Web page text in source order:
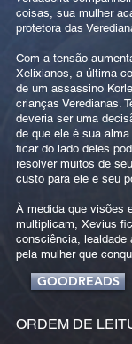
coisas, sua mulher
protetora das
Com a tensão
Xelixianos, a última
de um assassino
crianças Veredianas.
deveria ser uma
de que ele é sua
ficar do lado deles
resolver muitos de
custo para ele e seu
À medida que visões
multiplicam, Xevius
consciência, lealdade
pela mulher que
GOODREADS
ORDEM DE